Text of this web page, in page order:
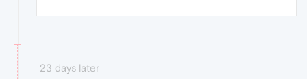
23 days later